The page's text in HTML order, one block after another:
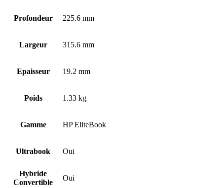
Profondeur 225.6 mm
Largeur 315.6 mm
Epaisseur 19.2 mm
Poids 1.33 kg
Gamme HP EliteBook
Ultrabook Oui
Hybride
Convertible
Oui